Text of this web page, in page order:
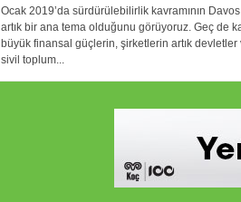
Ocak 2019’da sürdürülebilirlik kavramının
artık bir ana tema olduğunu görüyoruz. Geç de
büyük finansal güçlerin, şirketlerin artık devletler
sivil toplum...